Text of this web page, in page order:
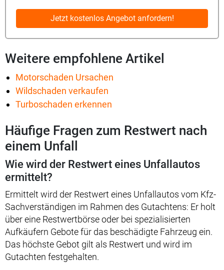
Jetzt kostenlos Angebot anfordern!
Weitere empfohlene Artikel
Motorschaden Ursachen
Wildschaden verkaufen
Turboschaden erkennen
Häufige Fragen zum Restwert nach
einem Unfall
Wie wird der Restwert eines Unfallautos
ermittelt?
Ermittelt wird der Restwert eines Unfallautos vom Kfz-
Sachverständigen im Rahmen des Gutachtens: Er holt
über eine Restwertbörse oder bei spezialisierten
Aufkäufern Gebote für das beschädigte Fahrzeug ein.
Das höchste Gebot gilt als Restwert und wird im
Gutachten festgehalten.